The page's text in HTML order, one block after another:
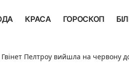
КРАСА ГОРОСКОП
Пелтроу вийшла на червону